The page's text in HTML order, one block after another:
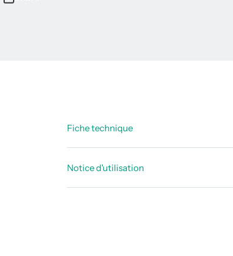
Fiche technique
Notice d'utilisation